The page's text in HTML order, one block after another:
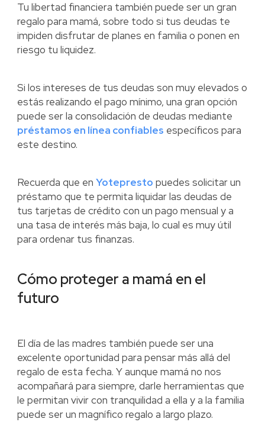
Tu libertad financiera también puede ser un gran
regalo para mamá, sobre todo si tus deudas te
impiden disfrutar de planes en familia o ponen en
riesgo tu liquidez.
Si los intereses de tus deudas son muy elevados o
estás realizando el pago mínimo, una gran opción
puede ser la consolidación de deudas mediante
préstamos en línea confiables específicos para
este destino.
Recuerda que en Yotepresto puedes solicitar un
préstamo que te permita liquidar las deudas de
tus tarjetas de crédito con un pago mensual y a
una tasa de interés más baja, lo cual es muy útil
para ordenar tus finanzas.
Cómo proteger a mamá en el
futuro
El día de las madres también puede ser una
excelente oportunidad para pensar más allá del
regalo de esta fecha. Y aunque mamá no nos
acompañará para siempre, darle herramientas que
le permitan vivir con tranquilidad a ella y a la familia
puede ser un magnífico regalo a largo plazo.